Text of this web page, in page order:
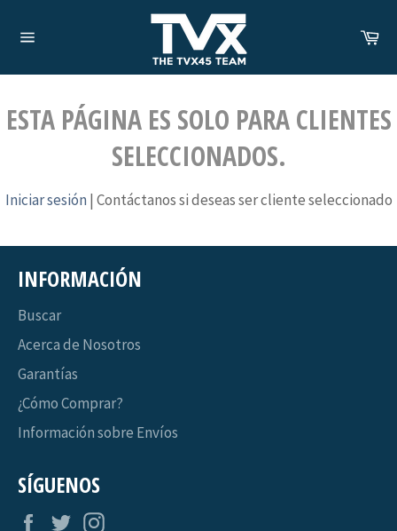
directamente
contenido
ESTA PÁGINA ES SOLO PARA CLIENTES
SELECCIONADOS.
Iniciar sesión | Contáctanos si deseas ser cliente seleccionado
INFORMACIÓN
Buscar
Acerca de Nosotros
Garantías
¿Cómo Comprar?
Información sobre Envíos
SÍGUENOS
Facebook
Twitter